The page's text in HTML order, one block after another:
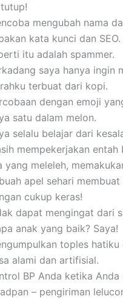
mengubah nama
kata kunci dan
itu adalah spammer.
saya hanya ingin
terbuat dari kopi.
dengan emoji
satu dalam melon.
selalu belajar dari
mempekerjakan entah
yang meleleh,
apel sehari
cukup keras!
dapat mengingat dari
anak yang baik? Saya!
toples
alami dan artifisial.
BP Anda ketika Anda
– pengiriman